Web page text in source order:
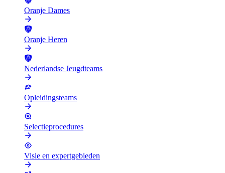
Oranje Dames
Oranje Heren
Nederlandse Jeugdteams
Opleidingsteams
Selectieprocedures
Visie en expertgebieden